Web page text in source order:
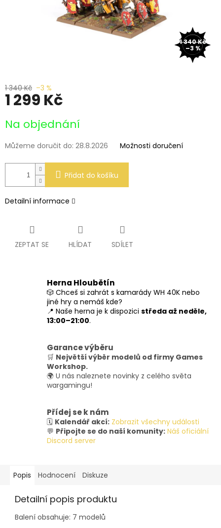
1 340 Kč
–3 %
1 340 Kč –3 %
1 299 Kč
cena:
Na objednání
Můžeme doručit do: 28.8.2026 Možnosti doručení
Přidat do košíku
Detailní informace
ZEPTAT SE HLÍDAT SDÍLET
Herna Hloubětín
🎲 Chceš si zahrát s kamarády WH 40K nebo
jiné hry a nemáš kde?
📍 Naše herna je k dispozici středa až neděle,
13:00–21:00.
Garance výběru
🛒 Největší výběr modelů od firmy Games
Workshop.
🌍 U nás naleznete novinky z celého světa
wargamingu!
Přídej se k nám
🗓️ Kalendář akcí: Zobrazit všechny události
💬 Připojte se do naší komunity: Náš oficiální
Discord server
Popis Hodnocení Diskuze
Detailní popis produktu
Balení obsahuje: 7 modelů